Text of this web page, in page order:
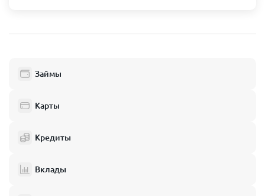
Балашиха
Одинцово
Электросталь
Реутов
Займы
Карты
Кредиты
Вклады